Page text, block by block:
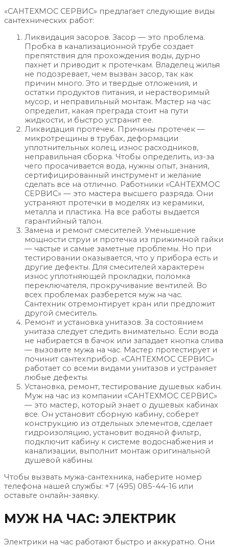
«САНТЕХМОС СЕРВИС» предлагает следующие виды
сантехнических работ:
Ликвидация засоров. Засор — это проблема.
Пробка в канализационной трубе создает
препятствия для прохождения воды, дурно
пахнет и приводит к протечкам. Владелец жилья
не подозревает, чем вызван засор, так как
причин много. Это и твердые отложения, и
остатки продуктов питания, и нерастворимый
мусор, и неправильный монтаж. Мастер на час
определит, какая преграда стоит на пути
жидкости, и быстро устранит ее.
Ликвидация протечек. Причины протечек —
микротрещины в трубах, деформации
уплотнительных колец, износ расходников,
неправильная сборка. Чтобы определить, из-за
чего просачивается вода, нужны опыт, знания,
сертифицированный инструмент и желание
сделать все на отлично. Работники «САНТЕХМОС
СЕРВИС» — это мастера высшего разряда. Они
устраняют протечки в моделях из керамики,
металла и пластика. На все работы выдается
гарантийный талон.
Замена и ремонт смесителей. Уменьшение
мощности струи и протечка из прижимной гайки
— частые и самые заметные проблемы. Но при
тестировании оказывается, что у прибора есть и
другие дефекты. Для смесителей характерен
износ уплотняющей прокладки, поломка
переключателя, прокручивание вентилей. Во
всех проблемах разберется муж на час.
Сантехник отремонтирует кран или предложит
другой смеситель.
Ремонт и установка унитазов. За состоянием
унитаза следует следить внимательно. Если вода
не набирается в бачок или западает кнопка слива
— вызовите мужа на час. Мастер протестирует и
починит сантехприбор. «САНТЕХМОС СЕРВИС»
работает со всеми видами унитазов и устраняет
любые дефекты.
Установка, ремонт, тестирование душевых кабин.
Муж на час из компании «САНТЕХМОС СЕРВИС»
— это мастер, который знает о душевых кабинах
все. Он установит сборную кабину, соберет
конструкцию из отдельных элементов, сделает
гидроизоляцию, установит водяной фильтр,
подключит кабину к системе водоснабжения и
канализации, выполнит монтаж оригинальной
душевой кабины.
Чтобы вызвать мужа-сантехника, наберите номер
телефона нашей службы: +7 (495) 085-44-16 или
оставьте онлайн-заявку.
МУЖ НА ЧАС: ЭЛЕКТРИК
Электрики на час работают быстро и аккуратно. Они